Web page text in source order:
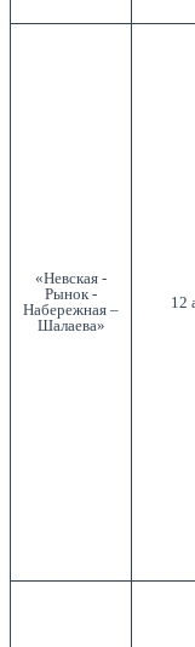
«Невская -
Рынок -
Набережная –
Шалаева»
12